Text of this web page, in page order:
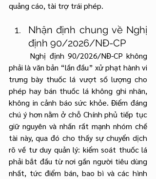
quảng cáo, tài trợ trái phép.
Nhận định chung về Nghị
định 90/2026/NĐ-CP
phải là văn bản “lần đầu” xử phạt hành vi
trưng bày thuốc lá vượt số lượng cho
phép hay bán thuốc lá không ghi nhãn,
không in cảnh báo sức khỏe. Điểm đáng
chú ý hơn nằm ở chỗ Chính phủ tiếp tục
giữ nguyên và nhấn rất mạnh nhóm chế
tài này, qua đó cho thấy sự chuyển dịch
rõ về tư duy quản lý: kiểm soát thuốc lá
phải bắt đầu từ nơi gần người tiêu dùng
nhất, tức điểm bán, bao bì và các hình